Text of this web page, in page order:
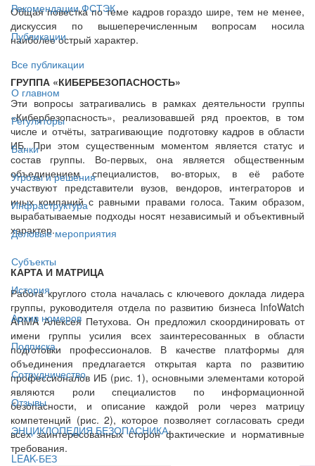
Рекомендации ФСТЭК
Публикации
Все публикации
О главном
Регуляторы
Банки
Угрозы и решения
Инфраструктура
Деловые мероприятия
Субъекты
История
Архив номеров
Подписка
Сотрудничество
Отзывы
ЭНЦИКЛОПЕДИЯ БЕЗОПАСНИКА
LEAK-БЕЗ
Общая повестка по теме кадров гораздо шире, тем не менее,
дискуссия по вышеперечисленным вопросам носила
наиболее острый характер.
ГРУППА «КИБЕРБЕЗОПАСНОСТЬ»
Эти вопросы затрагивались в рамках деятельности группы
«Кибербезопасность», реализовавшей ряд проектов, в том
числе и отчёты, затрагивающие подготовку кадров в области
ИБ. При этом существенным моментом является статус и
состав группы. Во-первых, она является общественным
объединением специалистов, во-вторых, в её работе
участвуют представители вузов, вендоров, интеграторов и
иных компаний с равными правами голоса. Таким образом,
вырабатываемые подходы носят независимый и объективный
характер.
КАРТА И МАТРИЦА
Работа круглого стола началась с ключевого доклада лидера
группы, руководителя отдела по развитию бизнеса InfoWatch
ARMA Алексея Петухова. Он предложил скоординировать от
имени группы усилия всех заинтересованных в области
подготовки профессионалов. В качестве платформы для
объединения предлагается открытая карта по развитию
профессионалов ИБ (рис. 1), основными элементами которой
являются роли специалистов по информационной
безопасности, и описание каждой роли через матрицу
компетенций (рис. 2), которое позволяет согласовать среди
всех заинтересованных сторон фактические и нормативные
требования.